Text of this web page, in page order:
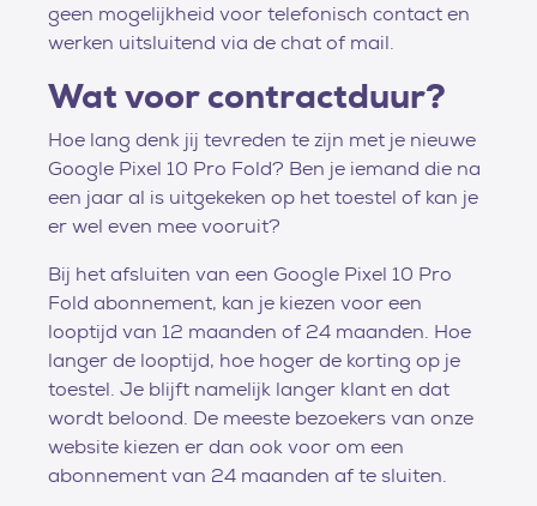
geen mogelijkheid voor telefonisch contact en
werken uitsluitend via de chat of mail.
Wat voor contractduur?
Hoe lang denk jij tevreden te zijn met je nieuwe
Google Pixel 10 Pro Fold? Ben je iemand die na
een jaar al is uitgekeken op het toestel of kan je
er wel even mee vooruit?
Bij het afsluiten van een Google Pixel 10 Pro
Fold abonnement, kan je kiezen voor een
looptijd van 12 maanden of 24 maanden. Hoe
langer de looptijd, hoe hoger de korting op je
toestel. Je blijft namelijk langer klant en dat
wordt beloond. De meeste bezoekers van onze
website kiezen er dan ook voor om een
abonnement van 24 maanden af te sluiten.